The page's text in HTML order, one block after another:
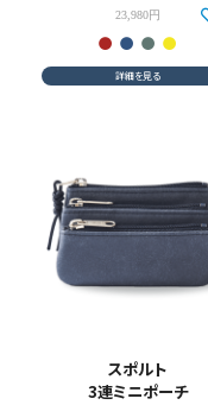
23,980円
詳細を見る
スポルト
3連ミニポーチ